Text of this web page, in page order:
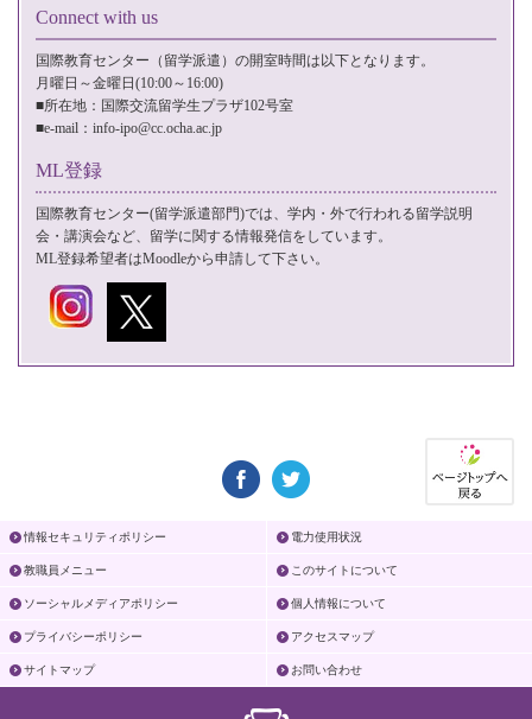
Connect with us
国際教育センター（留学派遣）の開室時間は以下となります。
月曜日～金曜日(10:00～16:00)
■所在地：国際交流留学生プラザ102号室
■e-mail： info-ipo@cc.ocha.ac.jp
ML登録
国際教育センター(留学派遣部門)では、学内・外で行われる留学説明
会・講演会など、留学に関する情報発信をしています。
ML登録希望者はMoodleから申請して下さい。
情報セキュリティポリシー 電力使用状況
教職員メニュー このサイトについて
ソーシャルメディアポリシー 個人情報について
プライバシーポリシー アクセスマップ
サイトマップ お問い合わせ